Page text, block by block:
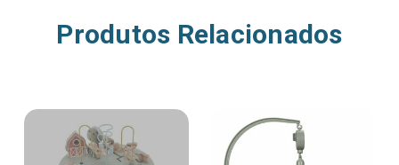
Produtos Relacionados